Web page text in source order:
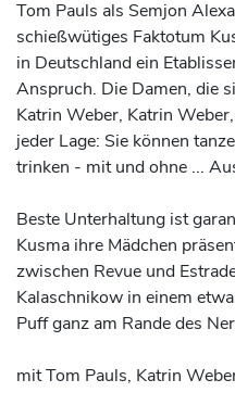
Tom Pauls als Semjon
schießwütiges Faktotum
in Deutschland ein
Anspruch. Die Damen, die
Katrin Weber, Katrin
jeder Lage: Sie können
trinken - mit und ohne ...
Beste Unterhaltung ist
Kusma ihre Mädchen
zwischen Revue und
Kalaschnikow in einem
Puff ganz am Rande des
mit Tom Pauls, Katrin